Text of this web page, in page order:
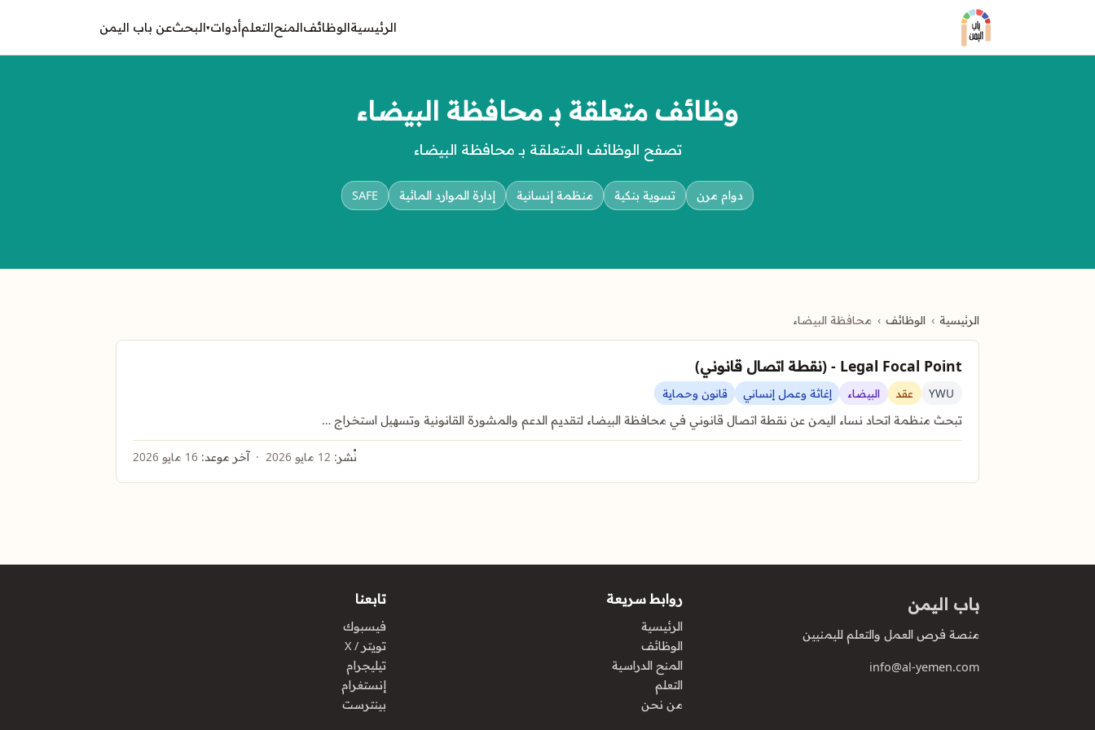
الرئيسيةالوظائفالمنحالتعلمأدوات▾البحثعن باب اليمن
وظائف متعلقة بـ محافظة البيضاء
تصفح الوظائف المتعلقة بـ محافظة البيضاء
دوام مرن تسوية بنكية منظمة إنسانية إدارة الموارد المائية SAFE
الرئيسية الوظائف محافظة البيضاء
Legal Focal Point - (نقطة اتصال قانوني)
YWU عقد البيضاء إغاثة وعمل إنساني قانون وحماية
تبحث منظمة اتحاد نساء اليمن عن نقطة اتصال قانوني في محافظة البيضاء لتقديم الدعم والمشورة القانونية وتسهيل استخراج …
نُشر: آخر موعد:
باب اليمن
منصة فرص العمل والتعلم لليمنيين
info@al-yemen.com
روابط سريعة
الرئيسية
الوظائف
المنح الدراسية
التعلم
من نحن
تابعنا
فيسبوك
تويتر / X
تيليجرام
إنستغرام
بينترست